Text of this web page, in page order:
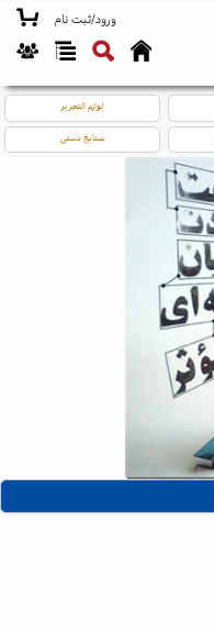
ورود/ثبت نام
لوازم التحریر
صنایع دستی